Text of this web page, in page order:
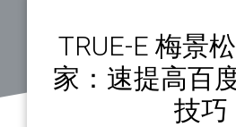
TRUE-E 梅景
家：速提高百
技巧